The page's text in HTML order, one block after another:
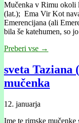
Mučenka v Rimu okoli
(lat.); Ema Vir Kot
Emerencijana (ali
bila še katehumen, so
Preberi vse →
sveta Taziana
mučenka
12. januarja
Ime te rimske